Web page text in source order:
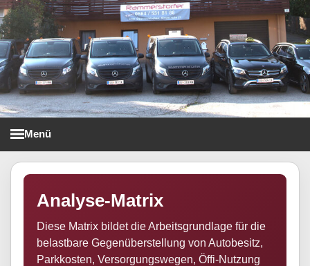
Taxi Rammerstorfer
Menü
Analyse-Matrix
Diese Matrix bildet die Arbeitsgrundlage für die
belastbare Gegenüberstellung von Autobesitz,
Parkkosten, Versorgungswegen, Öffi-Nutzung